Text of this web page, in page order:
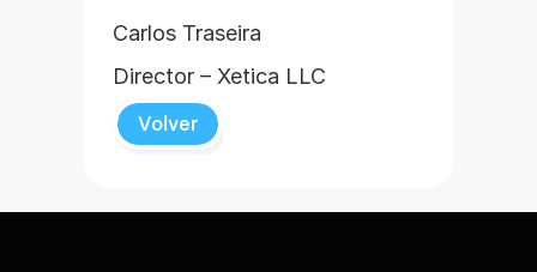
Carlos Traseira
Director – Xetica LLC
Volver